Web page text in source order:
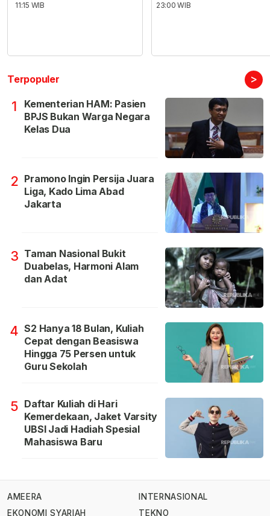
11:15 WIB
23:00 WIB
Terpopuler >
1
Kementerian HAM: Pasien
BPJS Bukan Warga Negara
Kelas Dua
2 Pramono Ingin Persija Juara
Liga, Kado Lima Abad
Jakarta
3 Taman Nasional Bukit
Duabelas, Harmoni Alam
dan Adat
4 S2 Hanya 18 Bulan, Kuliah
Cepat dengan Beasiswa
Hingga 75 Persen untuk
Guru Sekolah
5 Daftar Kuliah di Hari
Kemerdekaan, Jaket Varsity
UBSI Jadi Hadiah Spesial
Mahasiswa Baru
AMEERA
EKONOMI SYARIAH
INTERNASIONAL
TEKNO